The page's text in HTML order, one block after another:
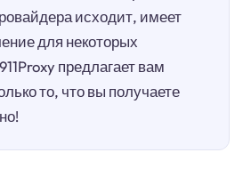
исходит, имеет
для некоторых
предлагает вам
то, что вы получаете